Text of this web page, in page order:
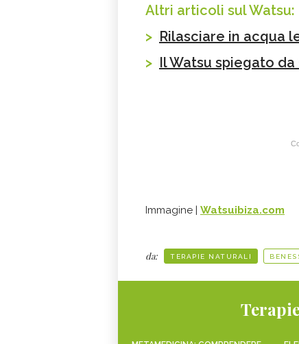
Altri articoli sul Watsu:
> Rilasciare in acqua
> Il Watsu spiegato
Immagine | Watsuibiza.com
da: TERAPIE NATURALI